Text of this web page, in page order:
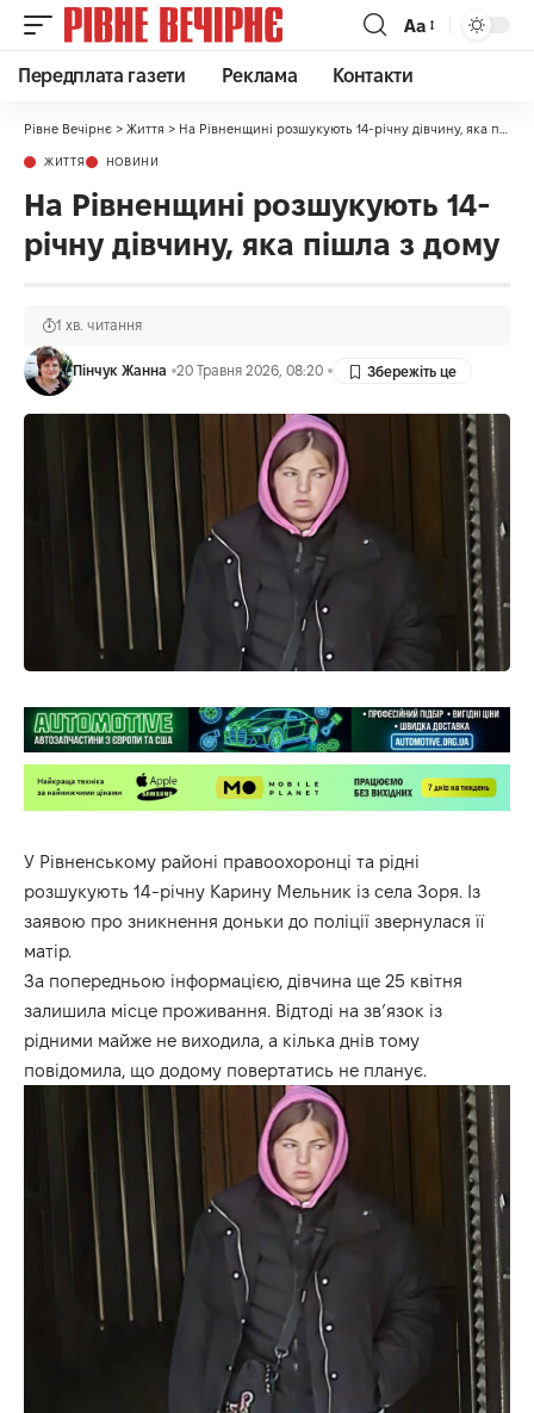
Аа
Передплата газети Реклама Контакти
Рівне Вечірнє > Життя > На Рівненщині розшукують 14-річну дівчину, яка пішла з дому
ЖИТТЯ НОВИНИ
На Рівненщині розшукують 14-
річну дівчину, яка пішла з дому
Пінчук Жанна 20 Травня 2026, 08:20
1 хв. читання
У Рівненському районі правоохоронці та рідні
розшукують 14-річну Карину Мельник із села Зоря. Із
заявою про зникнення доньки до поліції звернулася її
матір.
За попередньою інформацією, дівчина ще 25 квітня
залишила місце проживання. Відтоді на зв’язок із
рідними майже не виходила, а кілька днів тому
повідомила, що додому повертатись не планує.